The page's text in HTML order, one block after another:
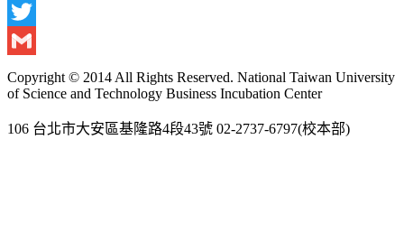
Facebook
Twitter
Gmail
Copyright © 2014 All Rights Reserved. National Taiwan University
of Science and Technology Business Incubation Center
106 台北市大安區基隆路4段43號 02-2737-6797(校本部)